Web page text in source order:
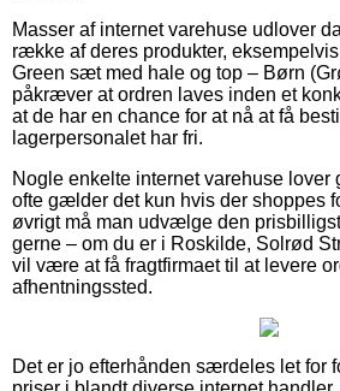
Masser af internet varehuse udlover
række af deres produkter,
Green sæt med hale og top – Børn
påkræver at ordren laves inden et
at de har en chance for at nå at få
lagerpersonalet har fri.
Nogle enkelte internet varehuse lover
ofte gælder det kun hvis der shoppes
øvrigt må man udvælge den
gerne – om du er i Roskilde, Solrød
vil være at få fragtfirmaet til at levere
afhentningssted.
Det er jo efterhånden særdeles let for